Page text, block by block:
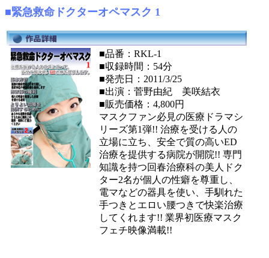
■緊急救命ドクターオペマスク 1
■品番：RKL-1
■収録時間：54分
■発売日：2011/3/25
■出演：菅野由紀 美咲結衣
■販売価格：4,800円
マスクファン必見の医療ドラマシ
リーズ第1弾!! 治療を受ける人の
立場に立ち、安全で質の高いED
治療を提供する病院が開院!! 専門
知識を持つ回春治療科の美人ドク
ター2名が個人の性癖を尊重し、
電マなどの器具を使い、手馴れた
手つきとエロい腰つきで快楽治療
してくれます!! 業界初医療マスク
フェチ映像満載!!